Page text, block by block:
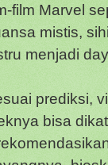
film Marvel
mistis,
menjadi
prediksi,
bisa